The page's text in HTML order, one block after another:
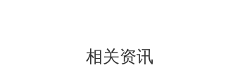
相关资讯